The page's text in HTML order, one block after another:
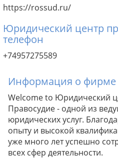
https://rossud.ru/
Юридический центр
телефон
+74957275589
Информация о фирме
Welcome to Юридический
Правосудие - одной из
юридических услуг.
опыту и высокой
уже много лет успешно
всех сфер деятельности.